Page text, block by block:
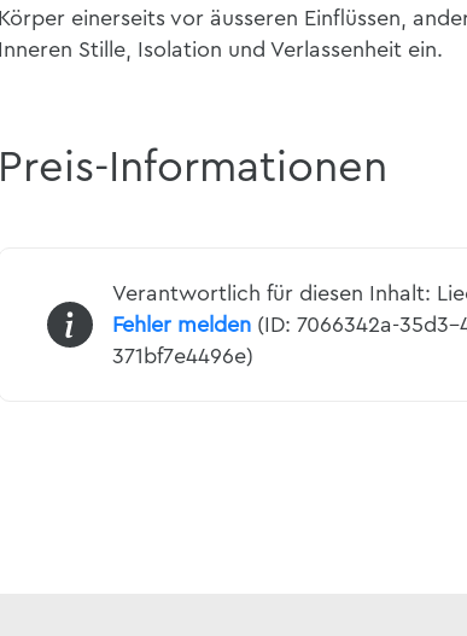
Körper einerseits vor äusseren Einflüssen,
Inneren Stille, Isolation und Verlassenheit ein.
Preis-Informationen
Verantwortlich für diesen Inhalt:
Fehler melden (ID: 7066342a-
371bf7e4496e)